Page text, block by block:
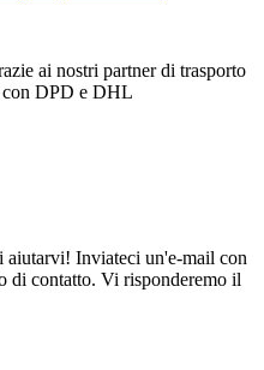
ai nostri partner di trasporto
con DPD e DHL
aiutarvi! Inviateci un'e-mail con
di contatto. Vi risponderemo il